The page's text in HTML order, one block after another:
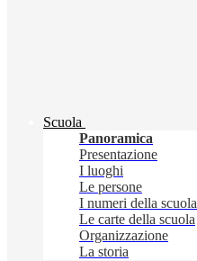
Scuola
Panoramica
Presentazione
I luoghi
Le persone
I numeri della scuola
Le carte della scuola
Organizzazione
La storia